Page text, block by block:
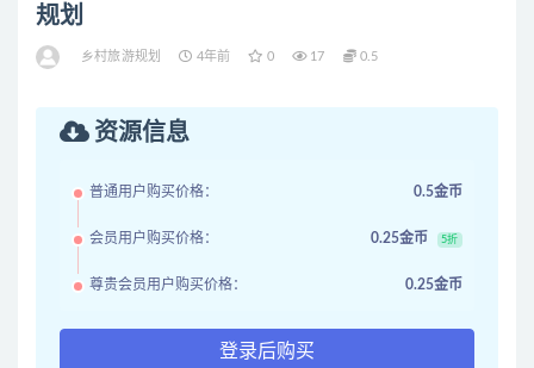
规划
乡村旅游规划 4年前 0 17 0.5
资源信息
普通用户购买价格： 0.5金币
会员用户购买价格： 0.25金币 5折
尊贵会员用户购买价格： 0.25金币
登录后购买